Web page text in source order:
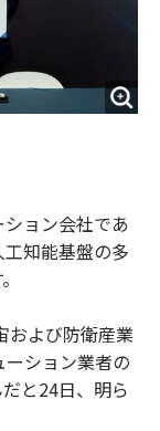
ョン会社であ
知能基盤の多
および防衛産業
ーション業者の
と24日、明ら